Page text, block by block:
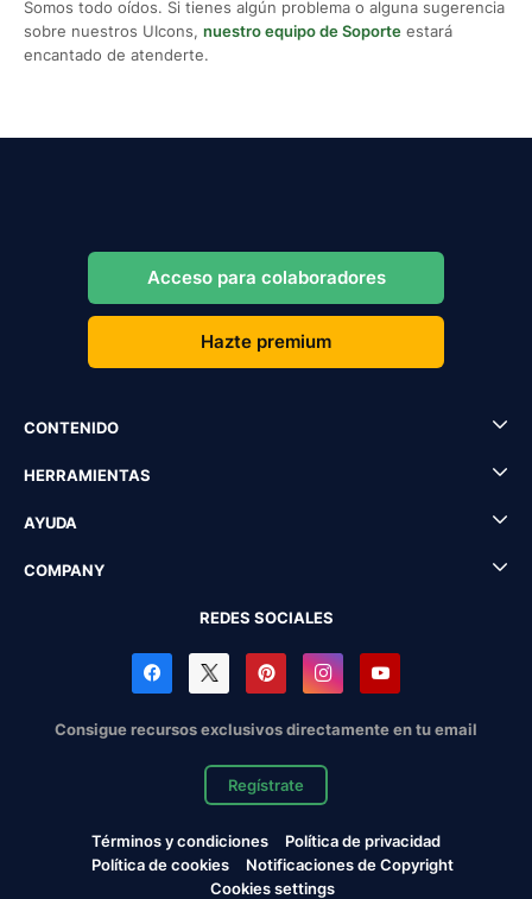
Somos todo oídos. Si tienes algún problema o alguna sugerencia
sobre nuestros UIcons, nuestro equipo de Soporte estará
encantado de atenderte.
Acceso para colaboradores
Hazte premium
CONTENIDO
HERRAMIENTAS
AYUDA
COMPANY
REDES SOCIALES
Consigue recursos exclusivos directamente en tu email
Regístrate
Términos y condiciones
Política de privacidad
Política de cookies
Notificaciones de Copyright
Cookies settings